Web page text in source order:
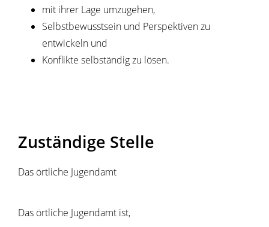
mit ihrer Lage umzugehen,
Selbstbewusstsein und Perspektiven zu
entwickeln und
Konflikte selbständig zu lösen.
Zuständige Stelle
Das örtliche Jugendamt
Das örtliche Jugendamt ist,